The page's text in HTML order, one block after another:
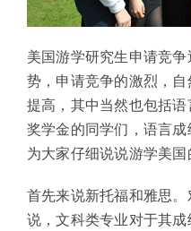
美国游学研究生申请竞
势，申请竞争的激烈，
提高，其中当然也包括
奖学金的同学们，语言
为大家仔细说说游学美国
首先来说新托福和雅思
说，文科类专业对于其